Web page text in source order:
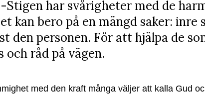
Stigen har svårigheter med de
kan bero på en mängd saker:
den personen. För att hjälpa de
råd på vägen.
med den kraft många väljer att kalla Gud